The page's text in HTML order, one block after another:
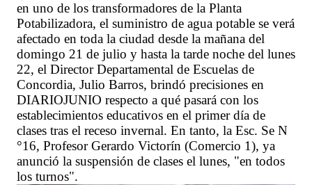
en uno de los transformadores de la Planta
Potabilizadora, el suministro de agua potable se verá
afectado en toda la ciudad desde la mañana del
domingo 21 de julio y hasta la tarde noche del lunes
22, el Director Departamental de Escuelas de
Concordia, Julio Barros, brindó precisiones en
DIARIOJUNIO respecto a qué pasará con los
establecimientos educativos en el primer día de
clases tras el receso invernal. En tanto, la Esc. Se N
°16, Profesor Gerardo Victorín (Comercio 1), ya
anunció la suspensión de clases el lunes, "en todos
los turnos".